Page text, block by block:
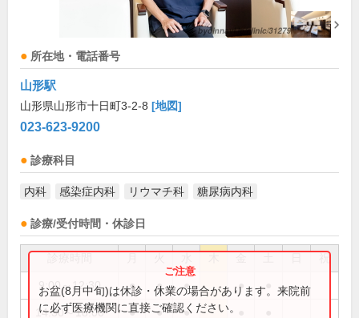
所在地・電話番号
山形駅
山形県山形市十日町3-2-8 [地図]
023-623-9200
診療科目
内科 感染症内科 リウマチ科 糖尿病内科
診療/受付時間・休診日
祝
9:00～12:30 ● ● ● ●
14:30～18:00 ● ● ●
お盆(8月中旬)は休診・休業の場合があります。来院前
に必ず医療機関に直接ご確認ください。